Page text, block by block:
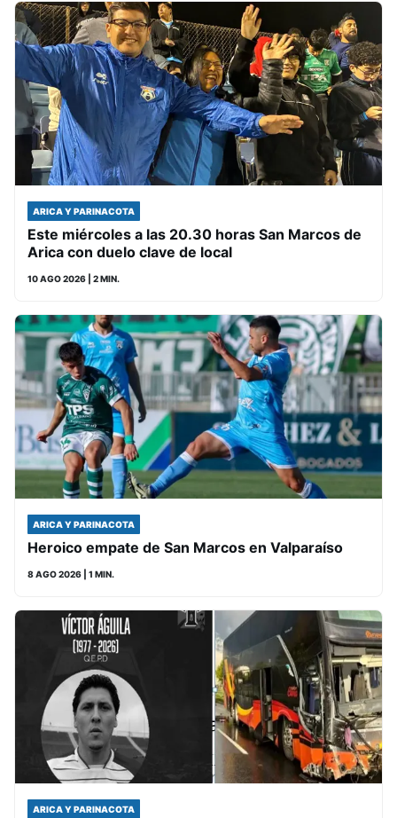
ARICA Y PARINACOTA
Este miércoles a las 20.30 horas San Marcos de
Arica con duelo clave de local
10 AGO 2026 | 2 MIN.
ARICA Y PARINACOTA
Heroico empate de San Marcos en Valparaíso
8 AGO 2026 | 1 MIN.
ARICA Y PARINACOTA